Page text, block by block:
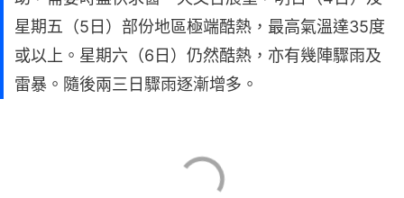
星期五（5日）部份地區極端酷熱，最高氣溫達35度
或以上。星期六（6日）仍然酷熱，亦有幾陣驟雨及
雷暴。隨後兩三日驟雨逐漸增多。